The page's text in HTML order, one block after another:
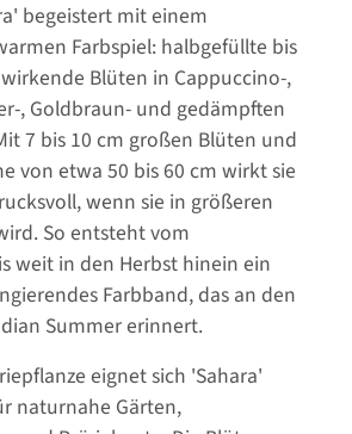
begeistert mit einem
Farbspiel: halbgefüllte bis
Blüten in Cappuccino-,
, Goldbraun- und gedämpften
7 bis 10 cm großen Blüten und
von etwa 50 bis 60 cm wirkt sie
wenn sie in größeren
So entsteht vom
weit in den Herbst hinein ein
Farbband, das an den
Summer erinnert.
eignet sich 'Sahara'
naturnahe Gärten,